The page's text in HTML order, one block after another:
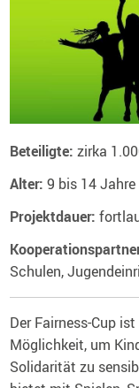
Beteiligte:zirka
Alter: 9 bis 14 Jahre
Projektdauer:
Schulen,
Der Fairness-Cup
Möglichkeit, um
Solidarität zu